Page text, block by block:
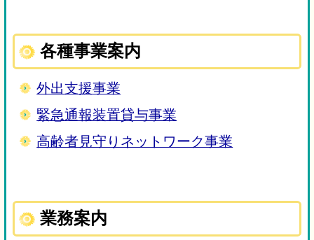
各種事業案内
外出支援事業
緊急通報装置貸与事業
高齢者見守りネットワーク事業
業務案内